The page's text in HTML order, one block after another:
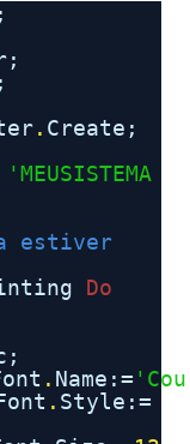
;
. Create;
'MEUSISTEMA
estiver
Do
. Name:=
. Style:=